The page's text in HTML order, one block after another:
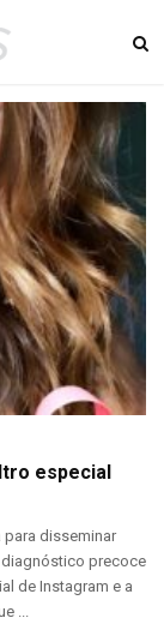
especial
para disseminar
precoce
de Instagram e a
...